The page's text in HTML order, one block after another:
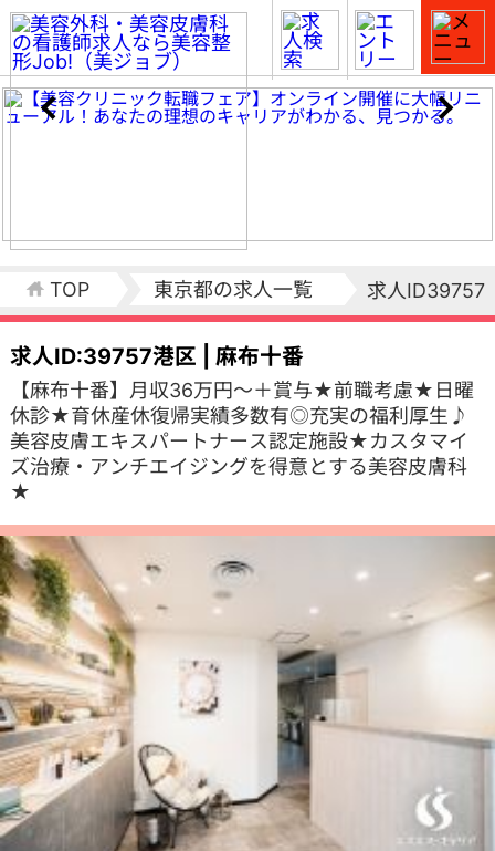
TOP 東京都の求人一覧 求人ID39757
求人ID:39757港区 | 麻布十番
【麻布十番】月収36万円～＋賞与★前職考慮★日曜
休診★育休産休復帰実績多数有◎充実の福利厚生♪
美容皮膚エキスパートナース認定施設★カスタマイ
ズ治療・アンチエイジングを得意とする美容皮膚科
★